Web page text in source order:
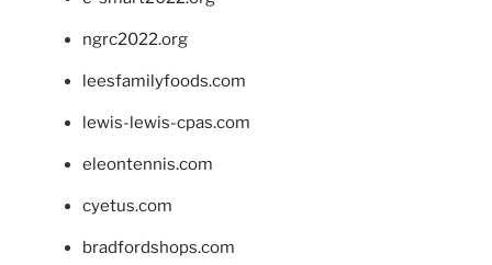
ngrc2022.org
leesfamilyfoods.com
lewis-lewis-cpas.com
eleontennis.com
cyetus.com
bradfordshops.com